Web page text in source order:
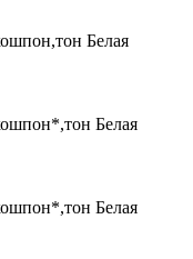
Белая
Белая
Белая